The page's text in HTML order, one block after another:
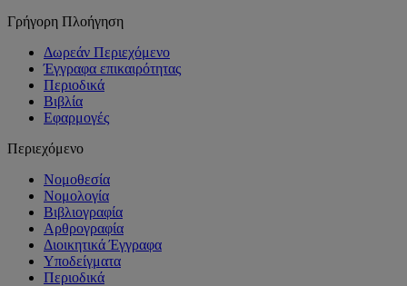
Γρήγορη Πλοήγηση
Δωρεάν Περιεχόμενο
Έγγραφα επικαιρότητας
Περιοδικά
Βιβλία
Εφαρμογές
Περιεχόμενο
Νομοθεσία
Νομολογία
Βιβλιογραφία
Αρθρογραφία
Διοικητικά Έγγραφα
Υποδείγματα
Περιοδικά